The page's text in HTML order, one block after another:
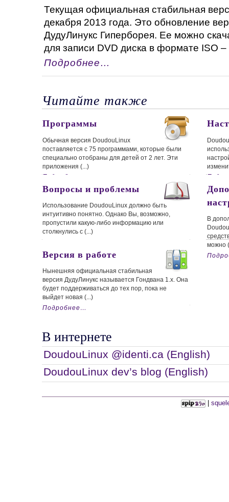
Текущая официальная стабильная
декабря 2013 года. Это обновление
ДудуЛинукс Гиперборея. Ее можно
для записи DVD диска в формате ISO
Подробнее…
Читайте также
Программы
Обычная версия DoudouLinux
поставляется с 75 программами, которые были
специально отобраны для детей от 2 лет. Эти
приложения (...)
Подробнее…
Вопросы и проблемы
Использование DoudouLinux должно быть
интуитивно понятно. Однако Вы, возможно,
пропустили какую-либо информацию или
столкнулись с (...)
В
можно
Версия в работе
Нынешняя официальная стабильная
версия ДудуЛинукс называется Гондвана 1.x. Она
будет поддерживаться до тех пор, пока не
выйдет новая (...)
Подробнее…
В интернете
DoudouLinux @identi.ca (English)
DoudouLinux dev’s blog (English)